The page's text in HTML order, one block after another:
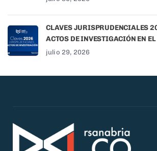
CLAVES JURISPRUDENCIALES
ACTOS DE INVESTIGACIÓN EN
julio 29, 2026